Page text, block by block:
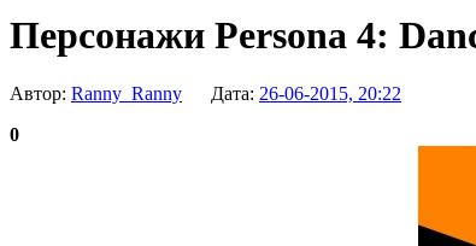
Персонажи Persona 4:
Автор: Ranny_Ranny Дата: 26-06-2015, 20:22
0